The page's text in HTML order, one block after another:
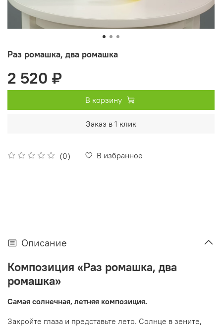
Раз ромашка, два ромашка
(0) В избранное
2 520 ₽
В корзину
Заказ в 1 клик
Описание
Композиция «Раз ромашка, два
ромашка»
Самая солнечная, летняя композиция.
Закройте глаза и представьте лето. Солнце в зените,